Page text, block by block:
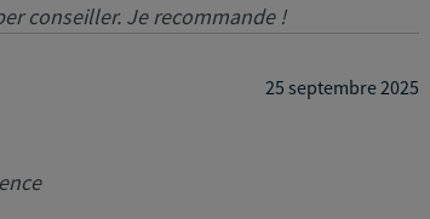
conseiller. Je recommande !
25 septembre 2025